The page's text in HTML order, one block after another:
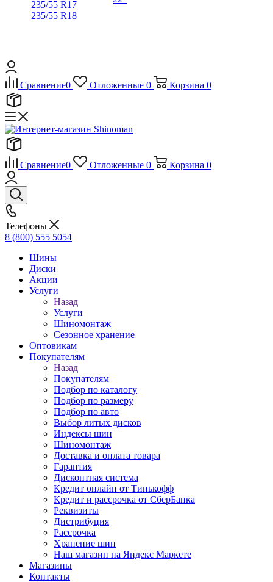
235/55 R17
235/55 R18
Сравнение0 Отложенные 0 Корзина 0
Сравнение0 Отложенные 0 Корзина 0
Телефоны
8 (800) 555 5054
Шины
Диски
Акции
Услуги
Назад
Услуги
Шиномонтаж
Сезонное хранение
Оптовикам
Покупателям
Назад
Покупателям
Подбор по каталогу
Подбор по размеру
Подбор по авто
Выбор литых дисков
Индексы шин
Шиномонтаж
Доставка и оплата товара
Гарантия
Дисконтная система
Кредит онлайн от Тинькофф
Кредит и рассрочка от СберБанка
Реквизиты
Дистрибуция
Рассрочка
Хранение шин
Наш магазин на Яндекс Маркете
Магазины
Контакты